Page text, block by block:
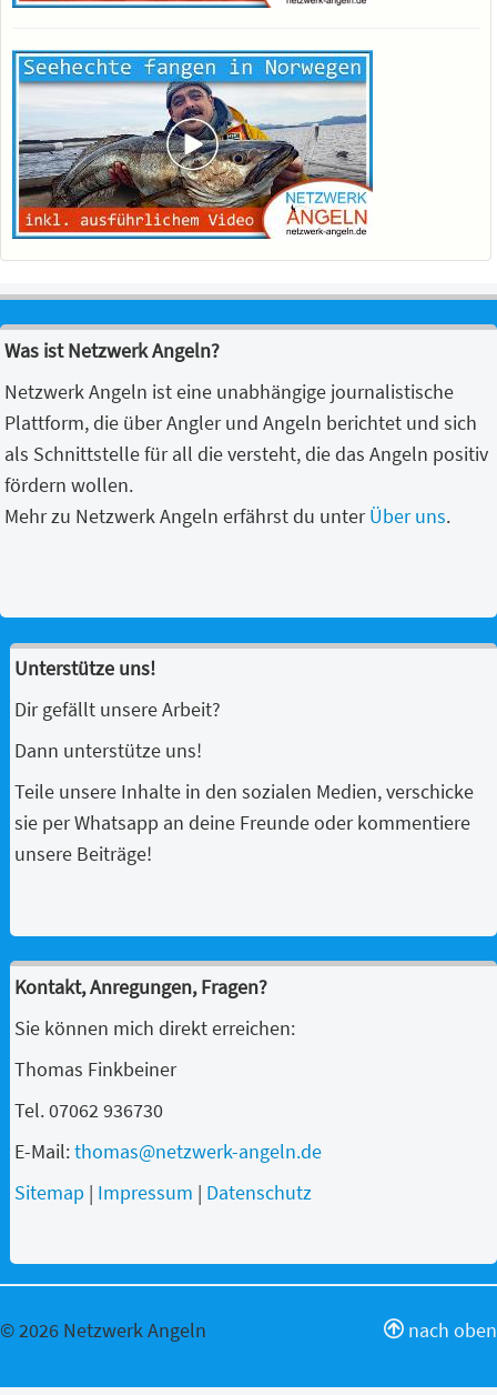
Was ist Netzwerk Angeln?
Netzwerk Angeln ist eine unabhängige journalistische
Plattform, die über Angler und Angeln berichtet und sich
als Schnittstelle für all die versteht, die das Angeln positiv
fördern wollen.
Mehr zu Netzwerk Angeln erfährst du unterÜber uns.
Unterstütze uns!
Dir gefällt unsere Arbeit?
Dann unterstütze uns!
Teile unsere Inhalte in den sozialen Medien, verschicke
sie per Whatsapp an deine Freunde oder kommentiere
unsere Beiträge!
Kontakt, Anregungen, Fragen?
Sie können mich direkt erreichen:
Thomas Finkbeiner
Tel. 07062 936730
E-Mail:thomas@netzwerk-angeln.de
Sitemap | Impressum | Datenschutz
nach oben
© 2026 Netzwerk Angeln